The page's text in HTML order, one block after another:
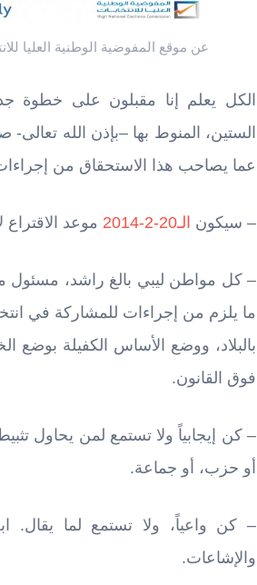
عن موقع المفوضية الوطنية العليا
الكل يعلم إنا مقبلون على خطوة
الستين، المنوط بها –بإذن الله تعالى-
عما يصاحب هذا الاستحقاق من
– سيكون الـ20-2-2014 موعد الاقتراع
– كل مواطن ليبي بالغ راشد، مسئول
ما يلزم من إجراءات للمشاركة في
بالبلاد، ووضع الأساس الكفيلة بوضع
فوق القانون.
– كن إيجابياً ولا تستمع لمن يحاول
أو حزب، أو جماعة.
– كن واعياً، ولا تستمع لما يقال.
والإشاعات.